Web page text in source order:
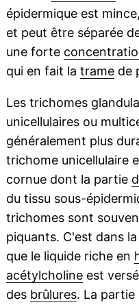
épidermique est
et peut être séparée
une forte
qui en fait la tramede
Les trichomes
unicellulaires ou
généralement plus
trichome unicellulaire
cornue dont la partie
du tissu sous-
trichomes sont
piquants. C'est dans
que le liquide riche en
acétylcholineest
des brûlures. La partie